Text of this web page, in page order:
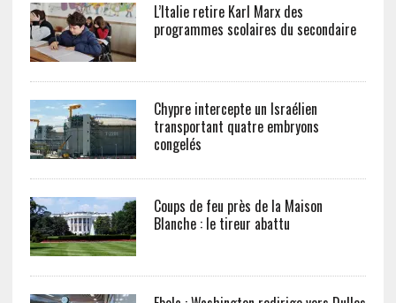
L’Italie retire Karl Marx des
programmes scolaires du secondaire
Chypre intercepte un Israélien
transportant quatre embryons
congelés
Coups de feu près de la Maison
Blanche : le tireur abattu